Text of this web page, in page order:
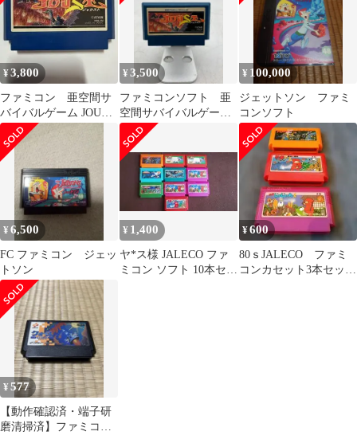
¥3,800
ファミコン 亜空間サ
バイバルゲーム JOUST
ジャウスト
¥3,500
ファミコンソフト 亜
空間サバイバルゲー
ム ジャウスト
JOUST
¥ 100,000
ジェットソン ファミ
コンソフト
¥6,500
FC ファミコン ジェッ
トソン
¥ 1,400
ヤ*ス様 JALECO ファ
ミコン ソフト 10本セッ
¥600
80ｓJALECO ファミ
コンカセット3本セッ
¥577
【動作確認済・端子研
磨清掃済】ファミコン